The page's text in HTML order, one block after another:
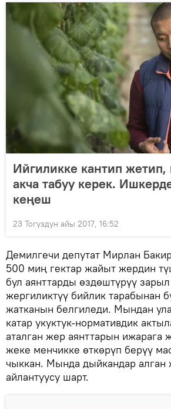
Ийгиликке кантип жетип,
акча табуу керек.
кеңеш
23 Тогуздун айы 2017, 16:52
Демилгечи депутат Мирлан
500 миң гектар жайыт жердин
бул аянттарды өздөштүрүү
жергиликтүү бийлик тарабынан
жатканын белгиледи. Мындан
катар укуктук-нормативдик
аталган жер аянттарын ижарага
жеке менчикке өткөрүп берүү
чыккан. Мында дыйкандар алган
айлантуусу шарт.